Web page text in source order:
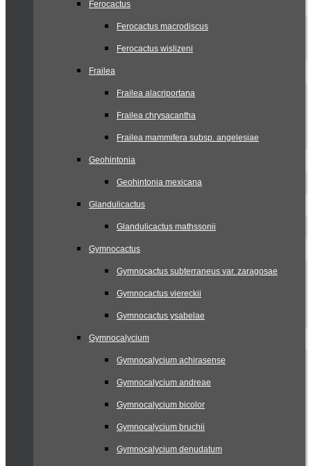
Ferocactus
Ferocactus macrodiscus
Ferocactus wislizeni
Frailea
Frailea alacriportana
Frailea chrysacantha
Frailea mammifera subsp. angelesiae
Geohintonia
Geohintonia mexicana
Glandulicactus
Glandulicactus mathssonii
Gymnocactus
Gymnocactus subterraneus var. zaragosae
Gymnocactus viereckii
Gymnocactus ysabelae
Gymnocalycium
Gymnocalycium achirasense
Gymnocalycium andreae
Gymnocalycium bicolor
Gymnocalycium bruchii
Gymnocalycium denudatum